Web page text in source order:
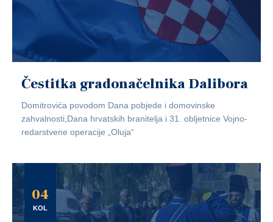
Čestitka gradonačelnika Dalibora
Domitrovića povodom Dana pobjede i domovinske
zahvalnosti,Dana hrvatskih branitelja i 31. obljetnice Vojno-
redarstvene operacije „Oluja“
04
KOL